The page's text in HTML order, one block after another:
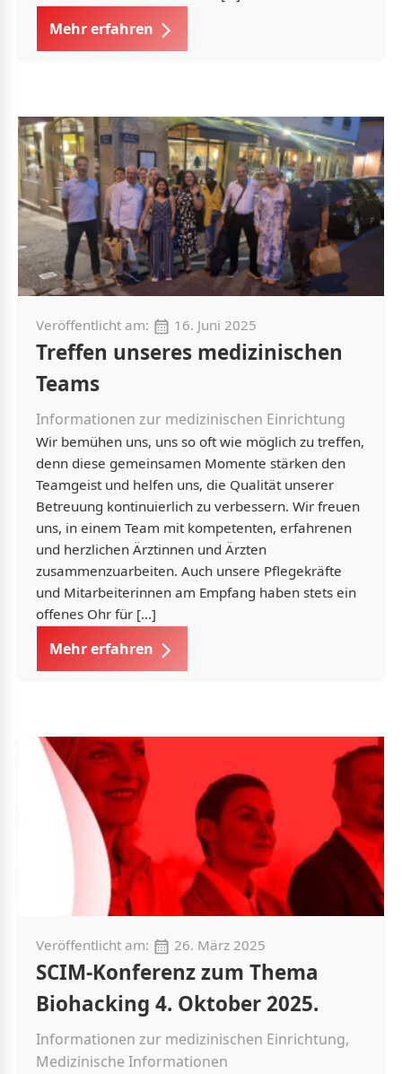
Mehr erfahren
Veröffentlicht am: 16. Juni 2025
Treffen unseres medizinischen
Teams
Informationen zur medizinischen Einrichtung
Wir bemühen uns, uns so oft wie möglich zu treffen,
denn diese gemeinsamen Momente stärken den
Teamgeist und helfen uns, die Qualität unserer
Betreuung kontinuierlich zu verbessern. Wir freuen
uns, in einem Team mit kompetenten, erfahrenen
und herzlichen Ärztinnen und Ärzten
zusammenzuarbeiten. Auch unsere Pflegekräfte
und Mitarbeiterinnen am Empfang haben stets ein
offenes Ohr für […]
Mehr erfahren
Veröffentlicht am: 26. März 2025
SCIM-Konferenz zum Thema
Biohacking 4. Oktober 2025.
Informationen zur medizinischen Einrichtung,
Medizinische Informationen